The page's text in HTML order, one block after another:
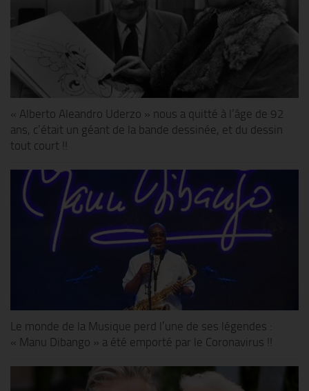
« Alberto Aleandro Uderzo » nous a quitté à l’âge de 92
ans, c’était un géant de la bande dessinée, et du dessin
tout court !!
Le monde de la Musique perd l’une de ses légendes :
« Manu Dibango » a été emporté par le Coronavirus !!